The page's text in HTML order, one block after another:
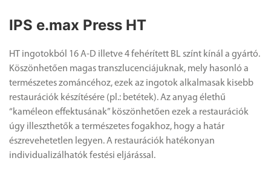
IPS e.max Press HT
HT ingotokból 16 A-D illetve 4 fehérített BL színt kínál a gyártó.
Köszönhetően magas transzlucenciájuknak, mely hasonló a
természetes zománcéhoz, ezek az ingotok alkalmasak kisebb
restaurációk készítésére (pl.: betétek). Az anyag élethű
“kaméleon effektusának” köszönhetően ezek a restaurációk
úgy illeszthetők a természetes fogakhoz, hogy a határ
észrevehetetlen legyen. A restaurációk hatékonyan
individualizálhatók festési eljárással.